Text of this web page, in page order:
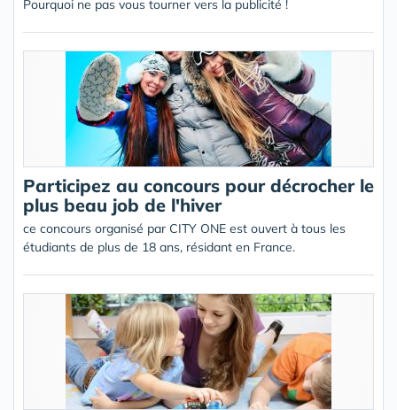
Pourquoi ne pas vous tourner vers la publicité !
Participez au concours pour décrocher le
plus beau job de l'hiver
ce concours organisé par CITY ONE est ouvert à tous les
étudiants de plus de 18 ans, résidant en France.